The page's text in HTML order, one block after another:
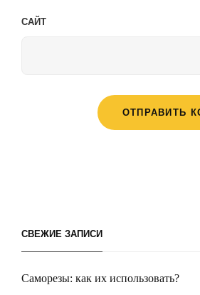
САЙТ
СВЕЖИЕ ЗАПИСИ
Саморезы: как их использовать?